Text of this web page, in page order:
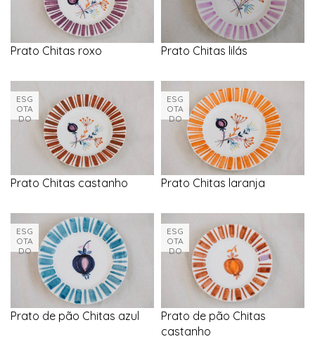
Prato Chitas roxo Prato Chitas lilás
ESG
OTA
DO
Prato Chitas castanho
ESG
OTA
DO
Prato Chitas laranja
ESG
OTA
DO
Prato de pão Chitas azul
ESG
OTA
DO
Prato de pão Chitas
castanho